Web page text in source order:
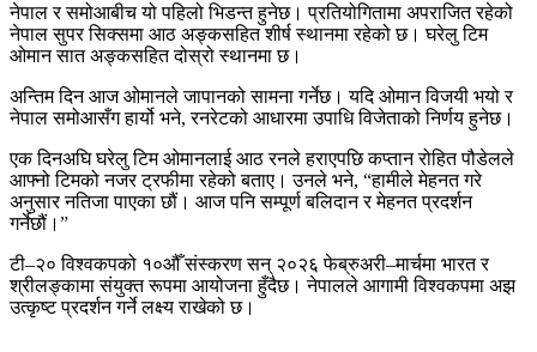
नेपाल र समोआबीच यो पहिलो भिडन्त हुनेछ। प्रतियोगितामा अपराजित रहेको
नेपाल सुपर सिक्समा आठ अङ्कसहित शीर्ष स्थानमा रहेको छ। घरेलु टिम
ओमान सात अङ्कसहित दोस्रो स्थानमा छ।
अन्तिम दिन आज ओमानले जापानको सामना गर्नेछ। यदि ओमान विजयी भयो र
नेपाल समोआसँग हार्यो भने, रनरेटको आधारमा उपाधि विजेताको निर्णय हुनेछ।
एक दिनअघि घरेलु टिम ओमानलाई आठ रनले हराएपछि कप्तान रोहित पौडेलले
आफ्नो टिमको नजर ट्रफीमा रहेको बताए। उनले भने, “हामीले मेहनत गरे
अनुसार नतिजा पाएका छौं। आज पनि सम्पूर्ण बलिदान र मेहनत प्रदर्शन
गर्नेछौं।”
टी–२० विश्वकपको १०औँ संस्करण सन् २०२६ फेब्रुअरी–मार्चमा भारत र
श्रीलङ्कामा संयुक्त रूपमा आयोजना हुँदैछ। नेपालले आगामी विश्वकपमा अझ
उत्कृष्ट प्रदर्शन गर्ने लक्ष्य राखेको छ।